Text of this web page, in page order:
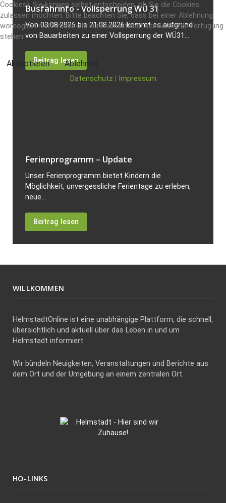
Busfahrinfo - Vollsperrung WÜ 31
Von 03.08.2026 bis 21.08.2026 kommt es aufgrund
von Bauarbeiten zu einer Vollsperrung der WÜ31...
Beitrag lesen
Ferienprogramm – Update
Unser Ferienprogramm bietet Kindern die
Möglichkeit, unvergessliche Ferientage zu erleben,
neue...
Beitrag lesen
WILLKOMMEN
HelmstadtOnline ist eine unabhängige Plattform, die schnell,
übersichtlich und aktuell über das Leben in und um
Helmstadt informiert.
Wir bündeln Neuigkeiten, Veranstaltungen und Berichte aus
dem Ort und der Umgebung an einem zentralen Ort.
HO-LINKS
Cookies). Sie können selbst entscheiden, ob Sie die Cookies
zulassen möchten. Bitte beachten Sie, dass bei einer Ablehnung
womöglich nicht mehr alle Funktionalitäten der Seite zur Verfügung
stehen.
Akzeptieren Ablehnen
Datenschutz Impressum